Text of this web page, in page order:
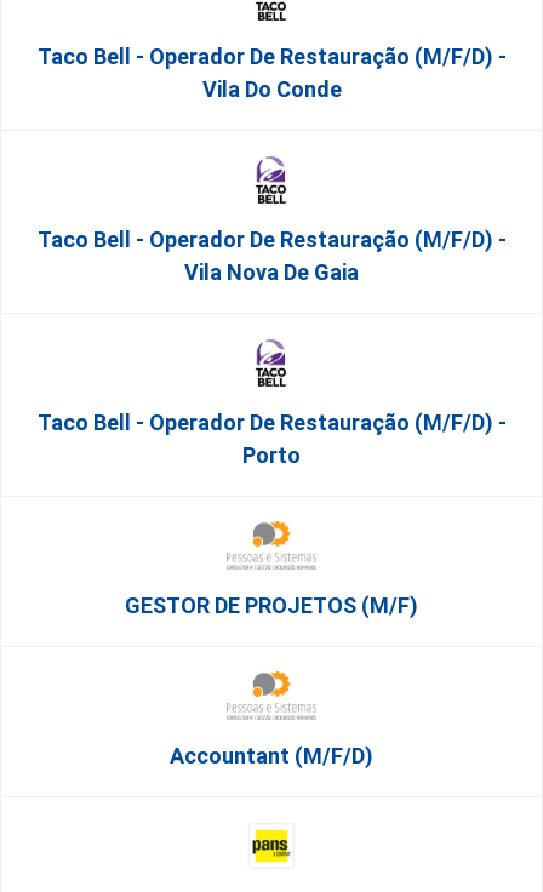
Taco Bell - Operador De Restauração (m/f/d) -
Vila Do Conde
Taco Bell - Operador De Restauração (m/f/d) -
Vila Nova De Gaia
Taco Bell - Operador De Restauração (m/f/d) -
Porto
GESTOR DE PROJETOS (m/f)
Accountant (m/f/d)